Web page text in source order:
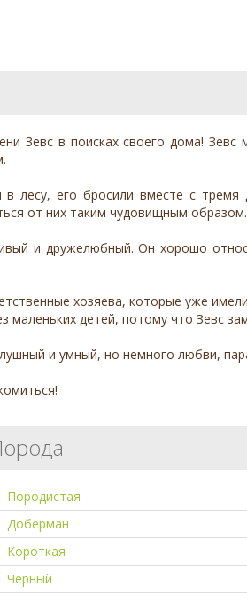
Зевс в поисках своего дома!
лесу, его бросили вместе с
от них таким чудовищным
и дружелюбный. Он хорошо
хозяева, которые уже
маленьких детей, потому что Зевс
и умный, но немного любви,
Породистая
Доберман
Короткая
Черный